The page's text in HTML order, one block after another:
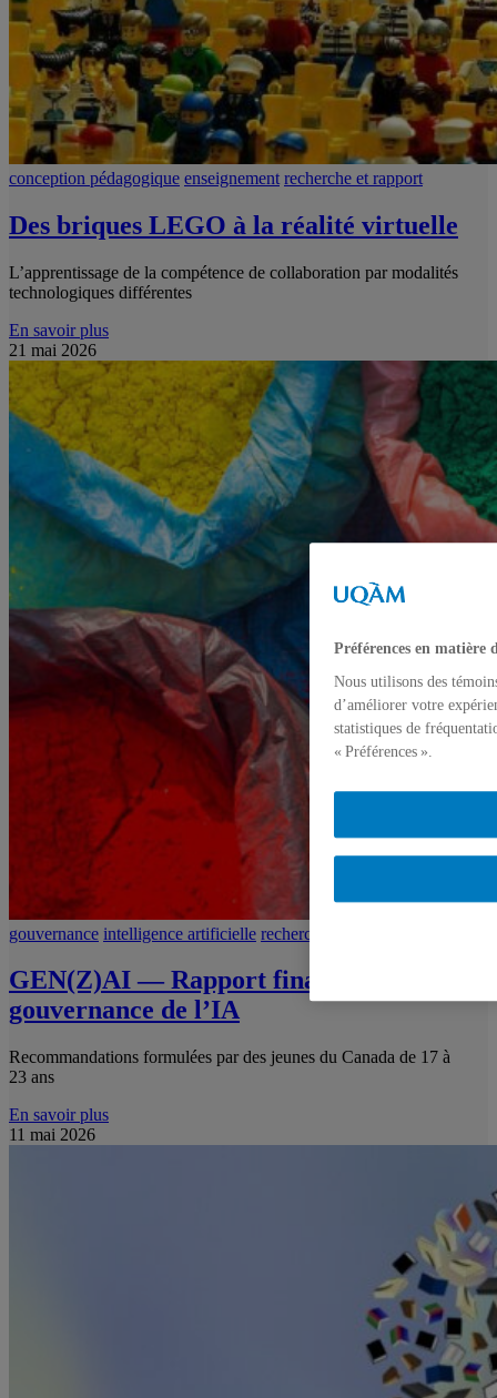
conception pédagogique enseignement recherche et rapport
Des briques LEGO à la réalité virtuelle
L’apprentissage de la compétence de collaboration par modalités
technologiques différentes
En savoir plus
21 mai 2026
gouvernance intelligence artificielle recherche et rapport
GEN(Z)AI — Rapport final sur la
gouvernance de l’IA
Recommandations formulées par des jeunes du Canada de 17 à
23 ans
En savoir plus
11 mai 2026
Préférences en matière
Nous utilisons des
d’améliorer votre
statistiques de
« Préférences ».